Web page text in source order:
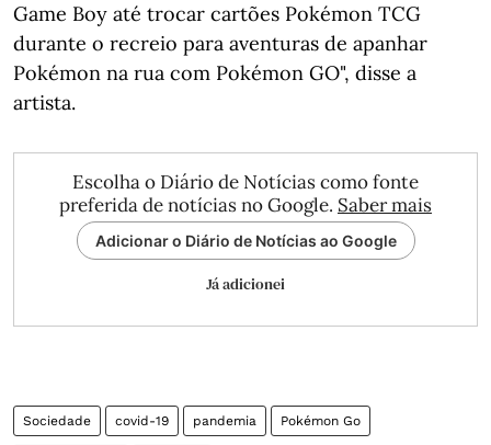
Game Boy até trocar cartões Pokémon TCG
durante o recreio para aventuras de apanhar
Pokémon na rua com Pokémon GO", disse a
artista.
Escolha o Diário de Notícias como fonte
preferida de notícias no Google. Saber mais
Adicionar o Diário de Notícias ao Google
Já adicionei
Sociedade covid-19 pandemia Pokémon Go